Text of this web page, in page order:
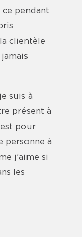
pendant
clientèle
suis à
présent à
pour
personne à
j’aime si
les